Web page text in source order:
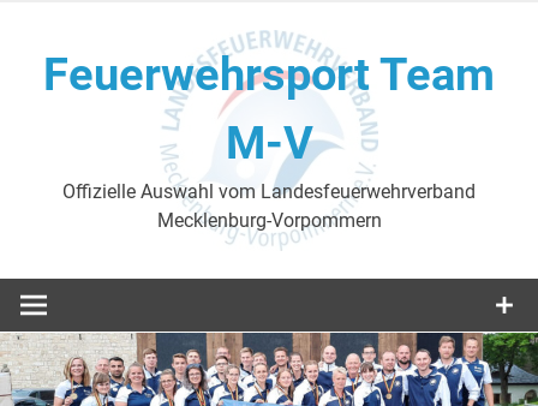
contentFeuerwehrsport Team
M-V
Offizielle Auswahl vom Landesfeuerwehrverband
Mecklenburg-Vorpommern